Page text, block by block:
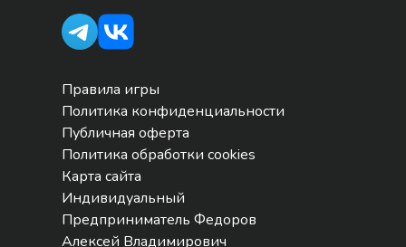
Правила игры
Политика конфиденциальности
Публичная оферта
Политика обработки cookies
Карта сайта
Индивидуальный
Предприниматель Федоров
Алексей Владимирович